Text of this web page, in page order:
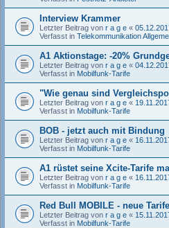
Interview Krammer
Letzter Beitrag von r a g e «
Verfasst in Telekommunikation
A1 Aktionstage: -20%
Letzter Beitrag von r a g e «
Verfasst in Mobilfunk-Tarife
"Wie genau sind
Letzter Beitrag von r a g e «
Verfasst in Mobilfunk-Tarife
BOB - jetzt auch mit Bindung
Letzter Beitrag von r a g e «
Verfasst in Mobilfunk-Tarife
A1 rüstet seine Xcite-Tarife
Letzter Beitrag von r a g e «
Verfasst in Mobilfunk-Tarife
Red Bull MOBILE - neue
Letzter Beitrag von r a g e «
Verfasst in Mobilfunk-Tarife